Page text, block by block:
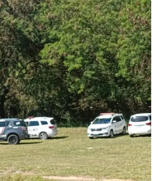
formais em Itu reflete...